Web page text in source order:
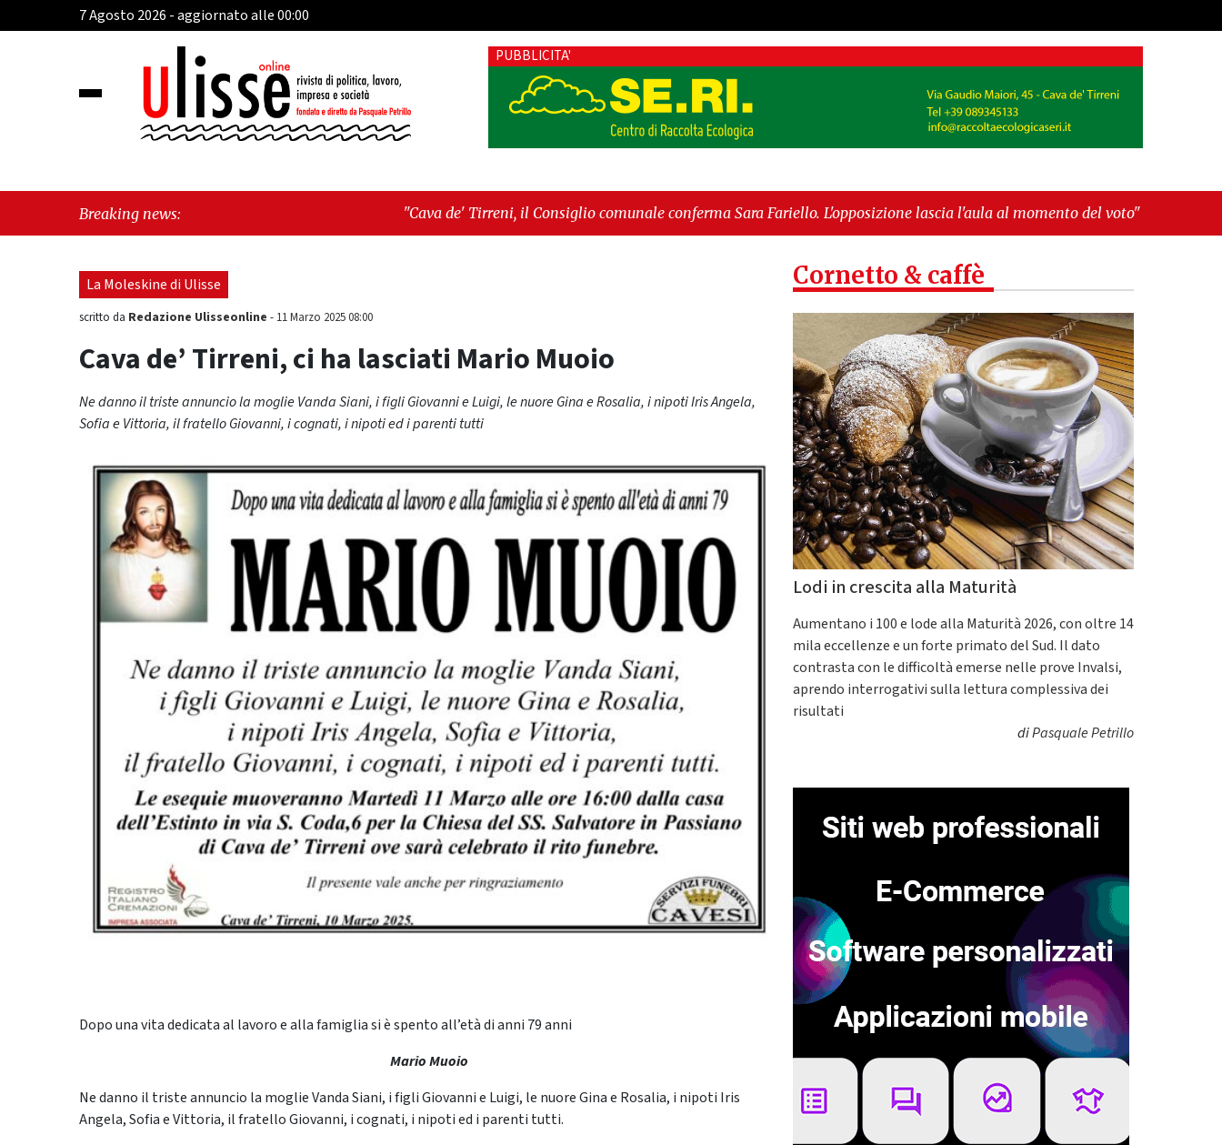
7 Agosto 2026 - aggiornato alle 00:00
PUBBLICITA'
Breaking news: "Cava de' Tirreni, il Consiglio comunale conferma Sara Fariello. L'opposizione lascia l'aula al momento del voto" -"Vietri sul
Mare, giornata storica: la ceramica ammessa alla fase europea per l’IGP"
La Moleskine di Ulisse
scritto da Redazione Ulisseonline - 11 Marzo 2025 08:00
Cava de’ Tirreni, ci ha lasciati Mario Muoio
Ne danno il triste annuncio la moglie Vanda Siani, i figli Giovanni e Luigi, le nuore Gina e Rosalia, i nipoti Iris Angela,
Sofia e Vittoria, il fratello Giovanni, i cognati, i nipoti ed i parenti tutti
Dopo una vita dedicata al lavoro e alla famiglia si è spento all’età di anni 79 anni
Mario Muoio
Ne danno il triste annuncio la moglie Vanda Siani, i figli Giovanni e Luigi, le nuore Gina e Rosalia, i nipoti Iris
Angela, Sofia e Vittoria, il fratello Giovanni, i cognati, i nipoti ed i parenti tutti.
Cornetto & caffè
Lodi in crescita alla Maturità
Aumentano i 100 e lode alla Maturità 2026, con oltre 14
mila eccellenze e un forte primato del Sud. Il dato
contrasta con le difficoltà emerse nelle prove Invalsi,
aprendo interrogativi sulla lettura complessiva dei
risultati
diPasquale Petrillo